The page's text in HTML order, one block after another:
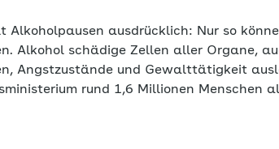
Alkoholpausen ausdrücklich: Nur so
Alkohol schädige Zellen aller Organe,
Angstzustände und Gewalttätigkeit
rund 1,6 Millionen Menschen